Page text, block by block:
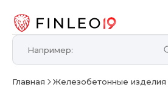
Главная Железобетонные изделия